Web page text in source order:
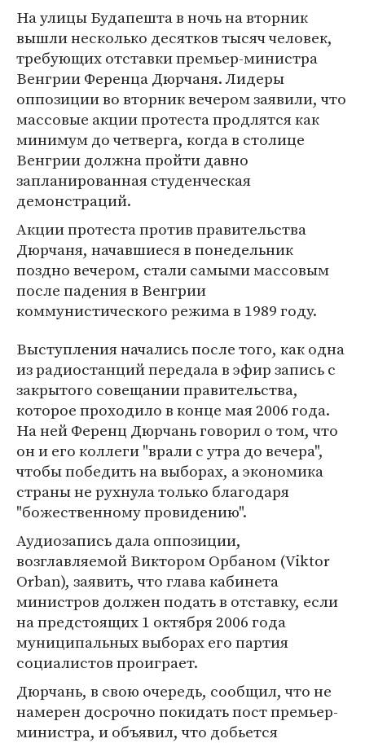
На улицы Будапешта в ночь на вторник
вышли несколько десятков тысяч человек,
требующих отставки премьер-министра
Венгрии Ференца Дюрчаня. Лидеры
оппозиции во вторник вечером заявили, что
массовые акции протеста продлятся как
минимум до четверга, когда в столице
Венгрии должна пройти давно
запланированная студенческая
демонстраций.
Акции протеста против правительства
Дюрчаня, начавшиеся в понедельник
поздно вечером, стали самыми массовым
после падения в Венгрии
коммунистического режима в 1989 году.
Выступления начались после того, как одна
из радиостанций передала в эфир запись с
закрытого совещании правительства,
которое проходило в конце мая 2006 года.
На ней Ференц Дюрчань говорил о том, что
он и его коллеги "врали с утра до вечера",
чтобы победить на выборах, а экономика
страны не рухнула только благодаря
"божественному провидению".
Аудиозапись дала оппозиции,
возглавляемой Виктором Орбаном (Viktor
Orban), заявить, что глава кабинета
министров должен подать в отставку, если
на предстоящих 1 октября 2006 года
муниципальных выборах его партия
социалистов проиграет.
Дюрчань, в свою очередь, сообщил, что не
намерен досрочно покидать пост премьер-
министра, и объявил, что добьется